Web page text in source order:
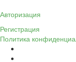
Авторизация
Регистрация
Политика